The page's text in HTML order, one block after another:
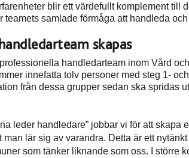
blir ett värdefullt komplement till
teamets samlade förmåga att handleda
skapas
handledarteam inom Vård
innefatta tolv personer med steg 1-
från dessa grupper sedan ska spridas
leder handledare” jobbar vi för att skapa
man lär sig av varandra. Detta är ett
som tänker liknande som oss. I större